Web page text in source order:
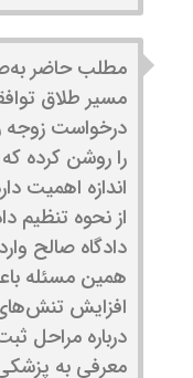
مطلب حاضر
مسیر طلاق
درخواست زوجه
را روشن کرده
اندازه اهمیت
از نحوه تنظیم
دادگاه صالح
همین مسئله
افزایش
درباره مراحل
معرفی به پزشکی